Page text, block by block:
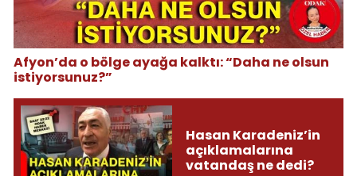
Afyon’da o bölge ayağa kalktı: “Daha ne olsun
istiyorsunuz?”
Hasan Karadeniz’in
açıklamalarına
vatandaş ne dedi?